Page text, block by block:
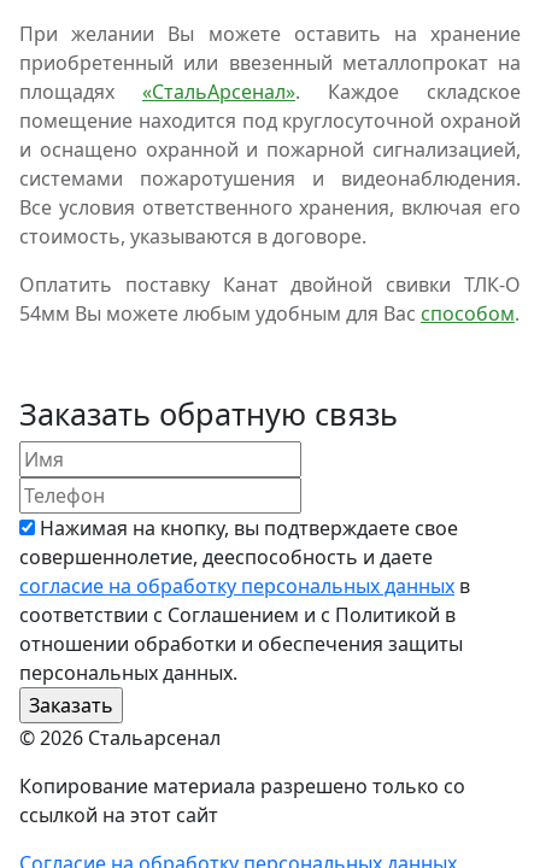
При желании Вы можете оставить на хранение
приобретенный или ввезенный металлопрокат на
площадях «СтальАрсенал». Каждое складское
помещение находится под круглосуточной охраной
и оснащено охранной и пожарной сигнализацией,
системами пожаротушения и видеонаблюдения.
Все условия ответственного хранения, включая его
стоимость, указываются в договоре.
Оплатить поставку Канат двойной свивки ТЛК-О
54мм Вы можете любым удобным для Вас способом.
Заказать обратную связь
Нажимая на кнопку, вы подтверждаете свое
совершеннолетие, дееспособность и даете
согласие на обработку персональных данных в
соответствии с Соглашением и с Политикой в
отношении обработки и обеспечения защиты
персональных данных.
© 2026 Стальарсенал
Копирование материала разрешено только со
ссылкой на этот сайт